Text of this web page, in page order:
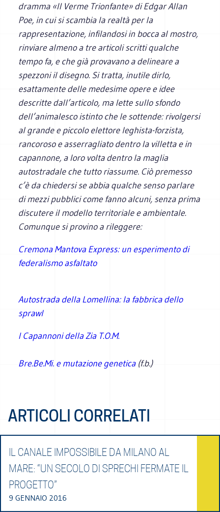
dramma «Il Verme Trionfante» di Edgar Allan
Poe, in cui si scambia la realtà per la
rappresentazione, infilandosi in bocca al mostro,
rinviare almeno a tre articoli scritti qualche
tempo fa, e che già provavano a delineare a
spezzoni il disegno. Si tratta, inutile dirlo,
esattamente delle medesime opere e idee
descritte dall’articolo, ma lette sullo sfondo
dell’animalesco istinto che le sottende: rivolgersi
al grande e piccolo elettore leghista-forzista,
rancoroso e asserragliato dentro la villetta e in
capannone, a loro volta dentro la maglia
autostradale che tutto riassume. Ciò premesso
c’è da chiedersi se abbia qualche senso parlare
di mezzi pubblici come fanno alcuni, senza prima
discutere il modello territoriale e ambientale.
Comunque si provino a rileggere:
Cremona Mantova Express: un esperimento di
federalismo asfaltato
Autostrada della Lomellina: la fabbrica dello
sprawl
I Capannoni della Zia T.O.M.
Bre.Be.Mi. e mutazione genetica(f.b.)
ARTICOLI CORRELATI
IL CANALE IMPOSSIBILE DA MILANO AL
MARE: “UN SECOLO DI SPRECHI FERMATE IL
PROGETTO”
9 GENNAIO 2016